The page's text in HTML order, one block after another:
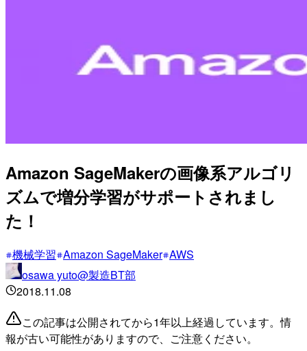
Amazon SageMakerの画像系アルゴリ
ズムで増分学習がサポートされまし
た！
機械学習 Amazon SageMaker AWS
osawa yuto@製造BT部
2018.11.08
この記事は公開されてから1年以上経過しています。情
報が古い可能性がありますので、ご注意ください。